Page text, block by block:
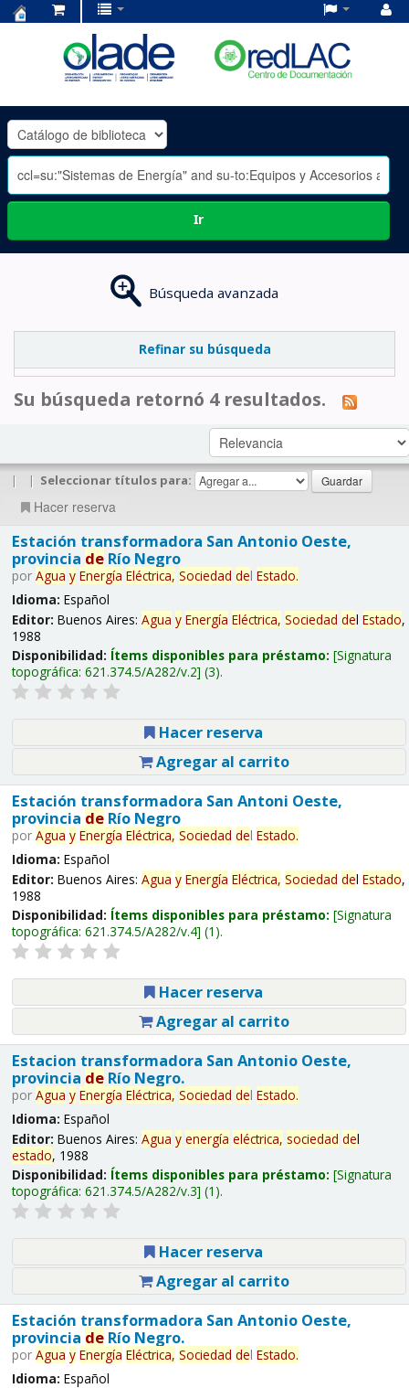
OLADE
-
Ir
Búsqueda avanzada
Refinar su búsqueda
Su búsqueda retornó 4 resultados.
| | Seleccionar títulos para:
Hacer reserva
Estación transformadora San Antonio Oeste,
provincia deRío Negro
por Agua y Energía Eléctrica, Sociedad del Estado.
Idioma: Español
Editor: Buenos Aires: Agua y Energía Eléctrica, Sociedad del Estado,
1988
Disponibilidad: Ítems disponibles para préstamo: Signatura
topográfica: 621.374.5/A282/v.2 (3).
Hacer reserva
Agregar al carrito
Estación transformadora San Antoni Oeste,
provincia deRío Negro
por Agua y Energía Eléctrica, Sociedad del Estado.
Idioma: Español
Editor: Buenos Aires: Agua y Energía Eléctrica, Sociedad del Estado,
1988
Disponibilidad: Ítems disponibles para préstamo: Signatura
topográfica: 621.374.5/A282/v.4 (1).
Hacer reserva
Agregar al carrito
Estacion transformadora San Antonio Oeste,
provincia deRío Negro.
por Agua y Energía Eléctrica, Sociedad del Estado.
Idioma: Español
Editor: Buenos Aires: Agua y energía eléctrica, sociedad del
estado, 1988
Disponibilidad: Ítems disponibles para préstamo: Signatura
topográfica: 621.374.5/A282/v.3 (1).
Hacer reserva
Agregar al carrito
Estación transformadora San Antonio Oeste,
provincia deRío Negro.
por Agua y Energía Eléctrica, Sociedad del Estado.
Idioma: Español